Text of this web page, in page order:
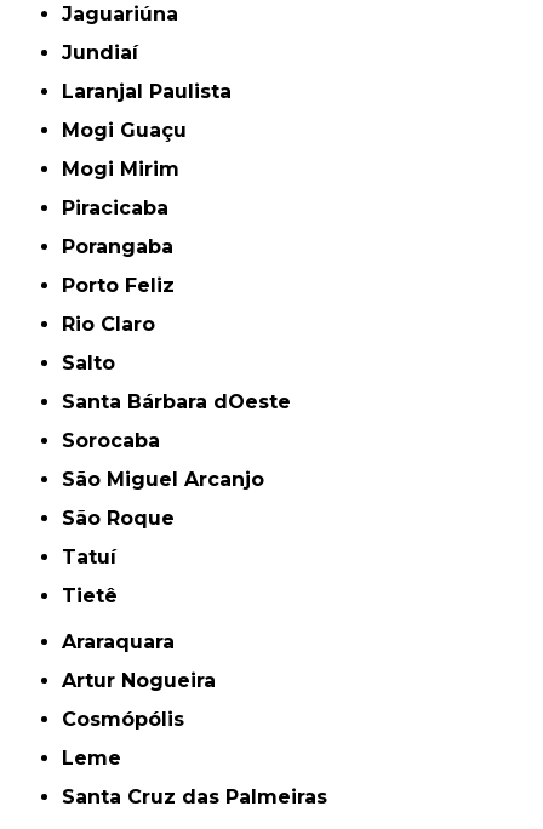
Jaguariúna
Jundiaí
Laranjal Paulista
Mogi Guaçu
Mogi Mirim
Piracicaba
Porangaba
Porto Feliz
Rio Claro
Salto
Santa Bárbara dOeste
Sorocaba
São Miguel Arcanjo
São Roque
Tatuí
Tietê
Araraquara
Artur Nogueira
Cosmópólis
Leme
Santa Cruz das Palmeiras